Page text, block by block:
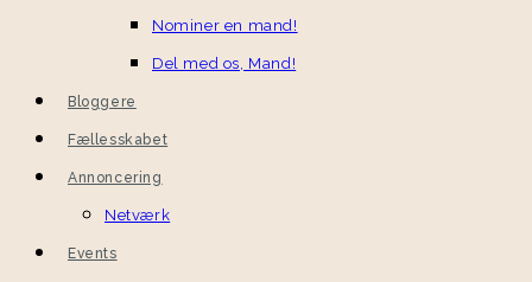
Nominer en mand!
Del med os, Mand!
Bloggere
Fællesskabet
Annoncering
Netværk
Events